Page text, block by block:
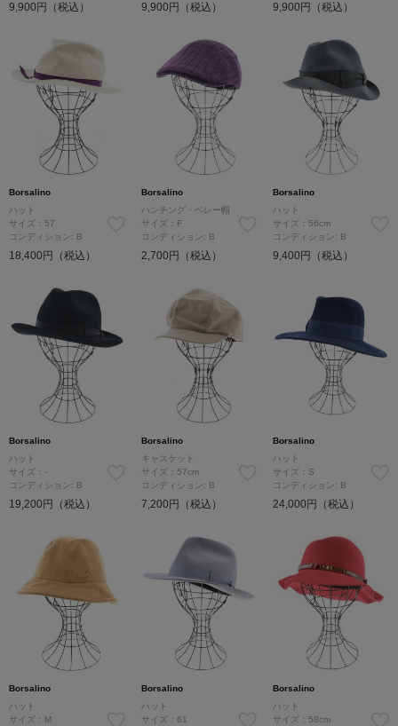
9,900円（税込） 9,900円（税込） 9,900円（税込）
Borsalino
ハット
サイズ：57
コンディション: B
18,400円（税込）
Borsalino
ハンチング・ベレー帽
サイズ：F
コンディション: B
2,700円（税込）
Borsalino
ハット
サイズ：56cm
コンディション: B
9,400円（税込）
Borsalino
ハット
サイズ：-
コンディション: B
19,200円（税込）
Borsalino
キャスケット
サイズ：57cm
コンディション: B
7,200円（税込）
Borsalino
ハット
サイズ：S
コンディション: B
24,000円（税込）
Borsalino
ハット
サイズ：M
Borsalino
ハット
サイズ：61
Borsalino
ハット
サイズ：58cm